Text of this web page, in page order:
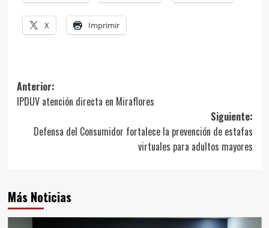
X Imprimir
Navegación
de
entradas
Anterior:
IPDUV atención directa en Miraflores
Siguiente:
Defensa del Consumidor fortalece la prevención de estafas
virtuales para adultos mayores
Más Noticias